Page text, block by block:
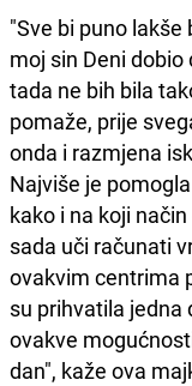
"Sve bi puno
moj sin Deni
tada ne bih bila
pomaže, prije
onda i razmjena
Najviše je
kako i na koji
sada uči računati
ovakvim centrima
su prihvatila jedna
ovakve
dan", kaže ova